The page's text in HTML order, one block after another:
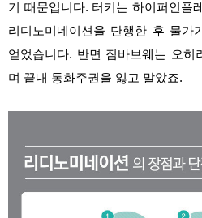
기 때문입니다. 터키는 하이퍼인플
리디노미네이션을 단행한 후 물가
얻었습니다. 반면 짐바브웨는 오히
며 끝내 통화주권을 잃고 말았죠.